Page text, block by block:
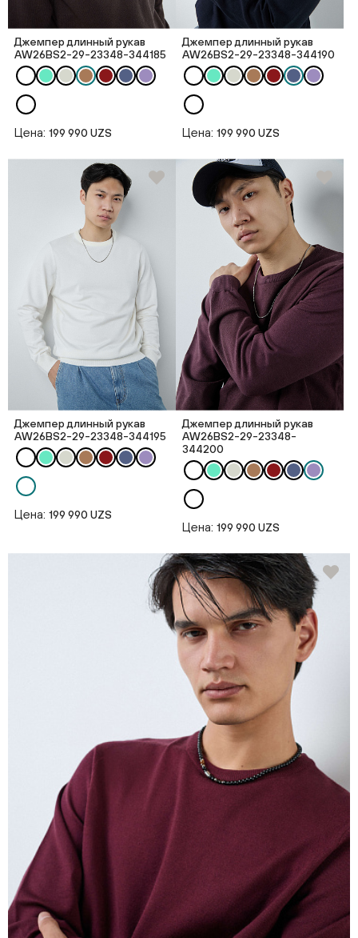
Джемпер длинный рукав
AW26BS2-29-23348-344185
Цена: 199 990 UZS
Джемпер длинный рукав
AW26BS2-29-23348-344190
Цена: 199 990 UZS
Джемпер длинный рукав
AW26BS2-29-23348-344195
Цена: 199 990 UZS
Джемпер длинный рукав
AW26BS2-29-23348-
344200
Цена: 199 990 UZS